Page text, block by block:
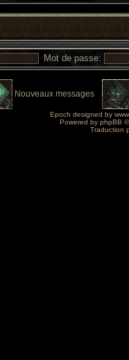
Mot de passe:
Nouveaux messages
Epoch designed by
Powered by phpBB
Traduction